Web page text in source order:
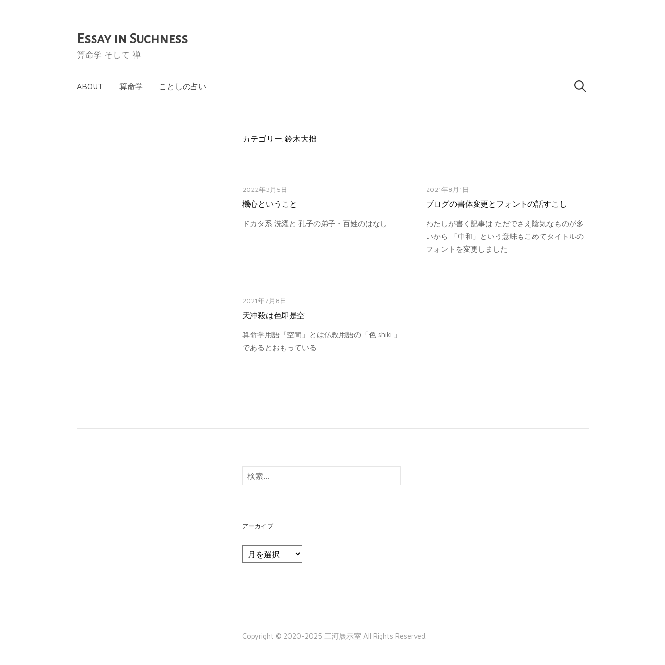
コ
ン
ン
Essay in Suchness
算命学 そして 禅
ABOUT 算命学 ことしの占い 検
カテゴリー: 鈴木大拙
2022年3月5日
機心ということ
ドカタ系 洗濯と 孔子の弟子・百姓のはなし
2021年8月1日
ブログの書体変更とフォントの話すこし
わたしが書く記事は ただでさえ陰気なものが多
いから 「中和」という意味もこめてタイトルの
フォントを変更しました
2021年7月8日
天冲殺は色即是空
算命学用語「空間」とは仏教用語の「色 shiki 」
であるとおもっている
検
索:
アーカイブ
ー
Copyright © 2020-2025 三河展示室 All Rights Reserved.